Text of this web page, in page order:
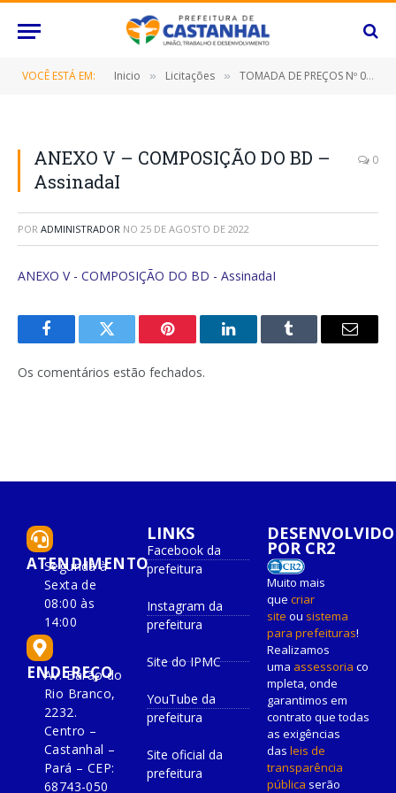
VOCÊ ESTÁ EM: Inicio » Licitações » TOMADA DE PREÇOS Nº 024/2022 (CONTRATAÇÃO DE EMPRESA ESPECIALIZADA PARA CONSTRUÇÃO DA SEDE DA ASSOCIAÇÃO ESPORTIVA DA CORRENTE NO DISTRITO DE APEÚ, NESTE MUNICÍPIO DE CASTANHAL/PARÁ)
ANEXO V – COMPOSIÇÃO DO BD –
AssinadaI
0
POR ADMINISTRADOR NO 25 DE AGOSTO DE 2022
ANEXO V - COMPOSIÇÃO DO BD - AssinadaI
FacebookTwitter Pinterest O
Tumblr
E-
Os comentários estão fechados.
ATENDIMENTO
Segunda à
Sexta de
08:00 às
14:00
ENDEREÇO
Av. Barão do
Rio Branco,
2232.
Centro –
Castanhal –
Pará – CEP:
68743-050
LINKS
Facebook da
prefeitura
Instagram da
prefeitura
Site do IPMC
YouTube da
prefeitura
Site oficial da
prefeitura
DESENVOLVIDO
POR CR2
Muito mais
que criar
site ou sistema
para prefeituras!
Realizamos
uma assessoria co
mpleta, onde
garantimos em
contrato que todas
as exigências
das leis de
transparência
pública serão